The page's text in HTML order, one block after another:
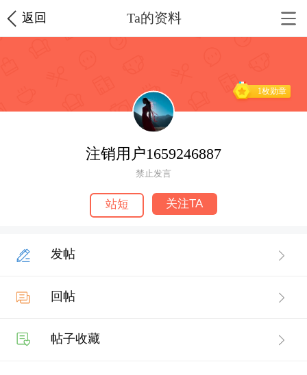
返回 Ta的资料
1枚勋章
注销用户1659246887
禁止发言
站短 关注TA
发帖
回帖
帖子收藏